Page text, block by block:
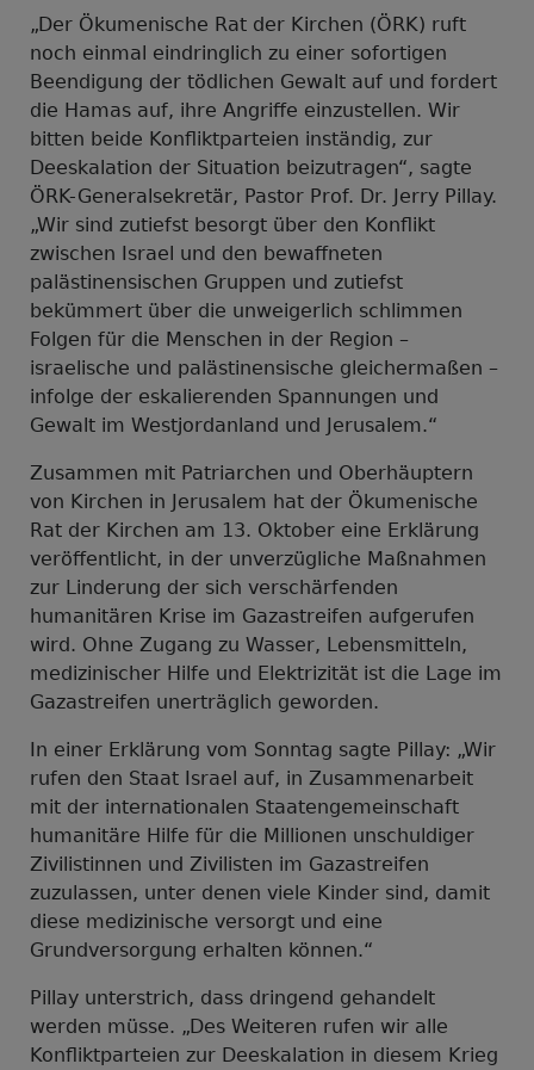
„Der Ökumenische Rat der Kirchen (ÖRK) ruft
noch einmal eindringlich zu einer sofortigen
Beendigung der tödlichen Gewalt auf und fordert
die Hamas auf, ihre Angriffe einzustellen. Wir
bitten beide Konfliktparteien inständig, zur
Deeskalation der Situation beizutragen“, sagte
ÖRK-Generalsekretär, Pastor Prof. Dr. Jerry Pillay.
„Wir sind zutiefst besorgt über den Konflikt
zwischen Israel und den bewaffneten
palästinensischen Gruppen und zutiefst
bekümmert über die unweigerlich schlimmen
Folgen für die Menschen in der Region –
israelische und palästinensische gleichermaßen –
infolge der eskalierenden Spannungen und
Gewalt im Westjordanland und Jerusalem.“
Zusammen mit Patriarchen und Oberhäuptern
von Kirchen in Jerusalem hat der Ökumenische
Rat der Kirchen am 13. Oktober eine Erklärung
veröffentlicht, in der unverzügliche Maßnahmen
zur Linderung der sich verschärfenden
humanitären Krise im Gazastreifen aufgerufen
wird. Ohne Zugang zu Wasser, Lebensmitteln,
medizinischer Hilfe und Elektrizität ist die Lage im
Gazastreifen unerträglich geworden.
In einer Erklärung vom Sonntag sagte Pillay: „Wir
rufen den Staat Israel auf, in Zusammenarbeit
mit der internationalen Staatengemeinschaft
humanitäre Hilfe für die Millionen unschuldiger
Zivilistinnen und Zivilisten im Gazastreifen
zuzulassen, unter denen viele Kinder sind, damit
diese medizinische versorgt und eine
Grundversorgung erhalten können.“
Pillay unterstrich, dass dringend gehandelt
werden müsse. „Des Weiteren rufen wir alle
Konfliktparteien zur Deeskalation in diesem Krieg